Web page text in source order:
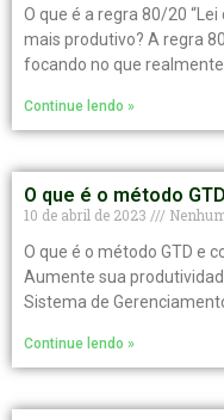
O que é a regra 80/20
mais produtivo? A regra
focando no que
Continue lendo »
O que é o método
10 de abril de 2023
O que é o método GTD e
Aumente sua
Sistema de
Continue lendo »